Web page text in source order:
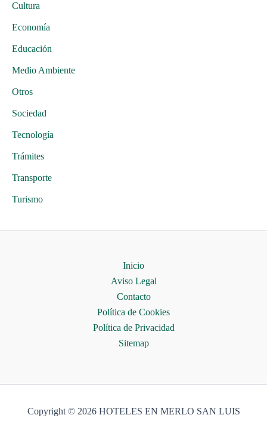
Cultura
Economía
Educación
Medio Ambiente
Otros
Sociedad
Tecnología
Trámites
Transporte
Turismo
Inicio
Aviso Legal
Contacto
Política de Cookies
Política de Privacidad
Sitemap
Copyright © 2026 HOTELES EN MERLO SAN LUIS